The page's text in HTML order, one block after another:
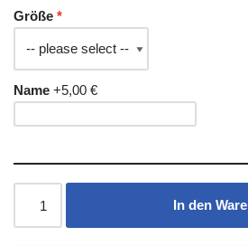
Größe
Name +5,00 €
In den